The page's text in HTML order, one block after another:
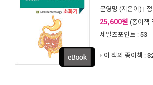
문영명 (지은이) |
25,600원 (종이책
세일즈포인트 : 53
이 책의 종이책 :